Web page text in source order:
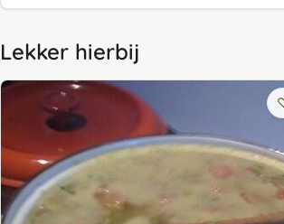
Lekker hierbij